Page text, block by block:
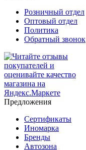
Розничный отдел
Оптовый отдел
Политика
Обратный звонок
Предложения
Сертификаты
Иномарка
Бренды
Автозона